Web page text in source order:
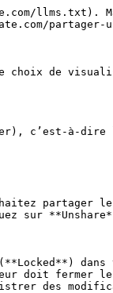
llms.txt).
partager-
de
c’est-à-dire
sur
doit fermer
des